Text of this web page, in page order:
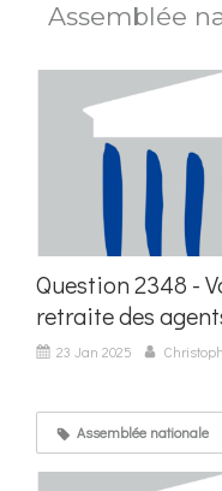
Assemblée
Question 2348 -
retraite des
23 Jan 2025
Assemblée nationale